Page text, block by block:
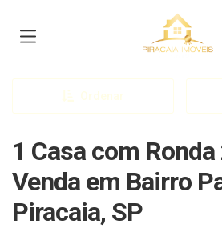
Página
Ordenar
1 Casa com
Venda em Bairro
Piracaia, SP